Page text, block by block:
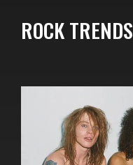
ROCK TRENDS